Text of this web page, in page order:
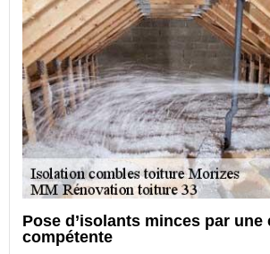
Pose d’isolants minces par une
compétente